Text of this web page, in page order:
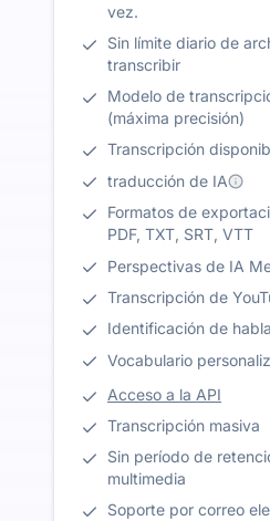
vez.
Sin límite diario de
transcribir
Modelo de
(máxima precisión)
Transcripción
traducción de IA
Formatos de
PDF, TXT, SRT, VTT
Perspectivas de IA
Transcripción de
Identificación de
Vocabulario
Acceso a la API
Transcripción masiva
Sin período de
multimedia
Soporte por correo